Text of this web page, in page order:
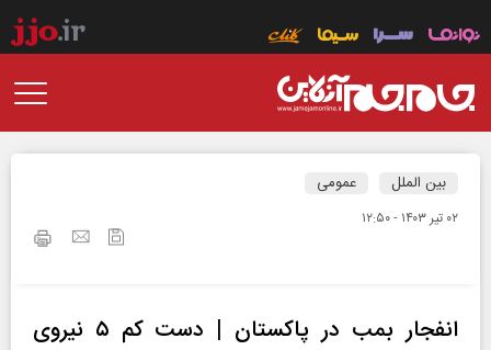
بین الملل عمومی
۰۲ تير ۱۴۰۳ - ۱۲:۵۰
انفجار بمب در پاکستان | دست کم ۵ نیروی